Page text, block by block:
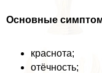
Основные
краснота;
отёчность;